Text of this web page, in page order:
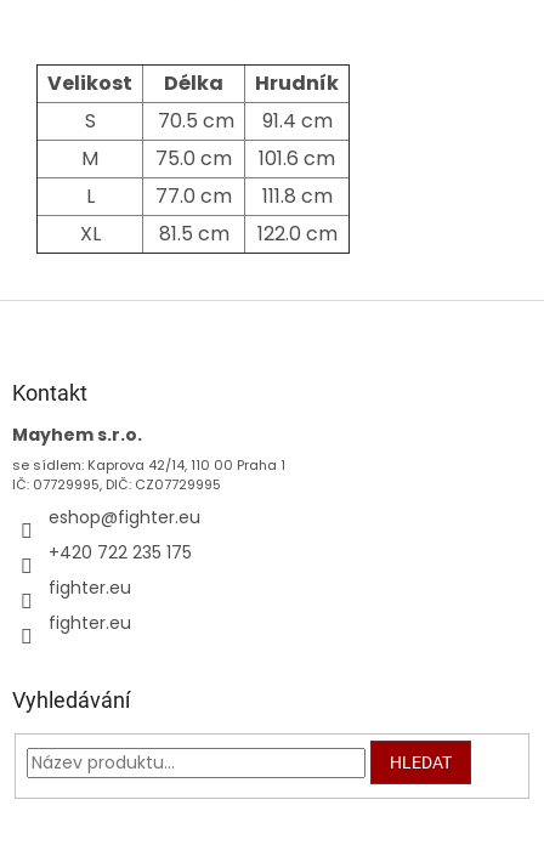
Velikost Délka
Hrudník
S
70.5 cm
91.4 cm
M
75.0 cm
101.6 cm
L
77.0 cm
111.8 cm
XL
81.5 cm 122.0 cm
Kontakt
Mayhem s.r.o.
se sídlem: Kaprova 42/14, 110 00 Praha 1
IČ: 07729995, DIČ: CZ07729995
eshop@fighter.eu
+420 722 235 175
fighter.eu
fighter.eu
Vyhledávání
HLEDAT